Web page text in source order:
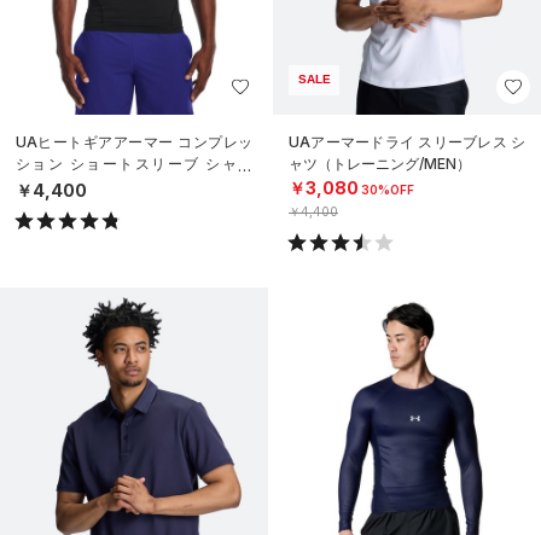
UAヒートギアアーマー コンプレッ
ション ショートスリーブ シャツ
（トレーニング/MEN）
￥4,400
SALE
UAアーマードライ スリーブレス シ
ャツ（トレーニング/MEN）
￥3,080 30%OFF
￥4,400